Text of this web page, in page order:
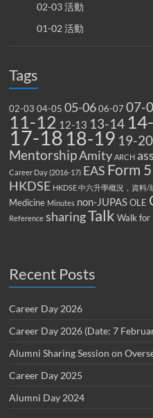
02-03 活動
01-02 活動
Tags
02-03 04-05 05-06 06-07 07-
11-12 12-13 13-14
17-18 18-19 19-20
MentorshipAmity ARCH
Career Day (2016-17) EAS Form 5
HKDSE HKDSE 中六升學概況，資料/
Medicine Minutes non-JUPAS OLE
Reference sharingTalk Walk for
Recent Posts
Career Day 2026
Career Day 2026 (Date: 7
Alumni Sharing Session on
Career Day 2025
Alumni Day 2024